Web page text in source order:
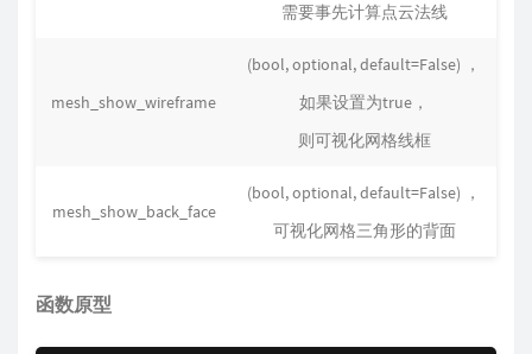
需要事先计算点云法线
mesh_show_wireframe
(bool, optional, default=False) ，
如果设置为true，
则可视化网格线框
mesh_show_back_face
(bool, optional, default=False) ，
可视化网格三角形的背面
函数原型